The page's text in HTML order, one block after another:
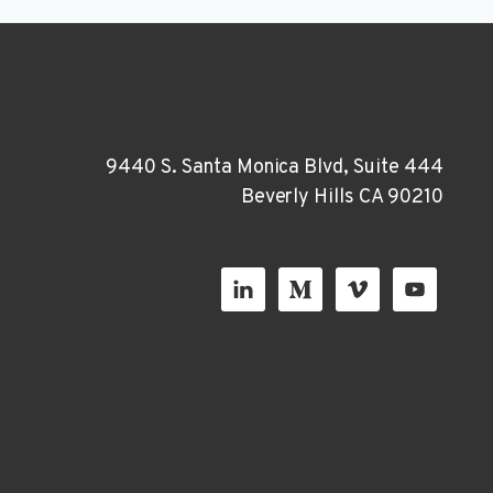
9440 S. Santa Monica Blvd, Suite 444
Beverly Hills CA 90210